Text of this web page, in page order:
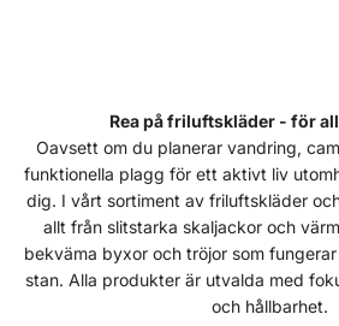
Rea på friluftskläder - för
Oavsett om du planerar vandring,
funktionella plagg för ett aktivt liv
dig. I vårt sortiment av friluftskläder
allt från slitstarka skaljackor och
bekväma byxor och tröjor som
stan. Alla produkter är utvalda med
och hållbarhet.